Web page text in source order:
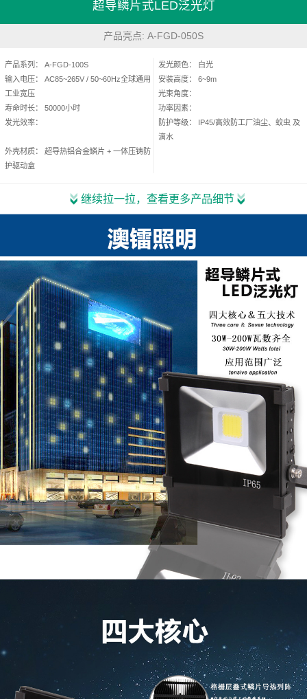
超导鳞片式LED泛光灯
产品亮点: A-FGD-050S
产品系列： A-FGD-100S
发光颜色： 白光
输入电压： AC85~265V / 50~60Hz全球通用
工业宽压
安装高度： 6~9m
光束角度：
寿命时长： 50000小时
功率因素：
发光效率：
防护等级： IP45/高效防工厂油尘、蚊虫 及
滴水
外壳材质： 超导热铝合金鳞片 + 一体压铸防
护驱动盒
继续拉一拉，查看更多产品细节